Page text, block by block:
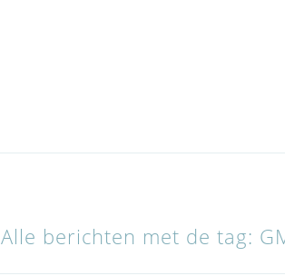
Alle berichten met de tag: